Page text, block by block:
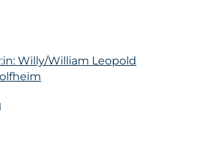
Willy/William Leopold